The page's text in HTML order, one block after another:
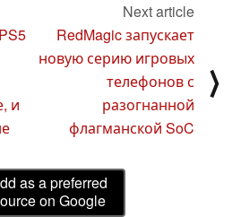
и
Next article
RedMagic запускает
новую серию игровых
телефонов с
разогнанной
флагманской SoC
⟩
as a preferred
on Google